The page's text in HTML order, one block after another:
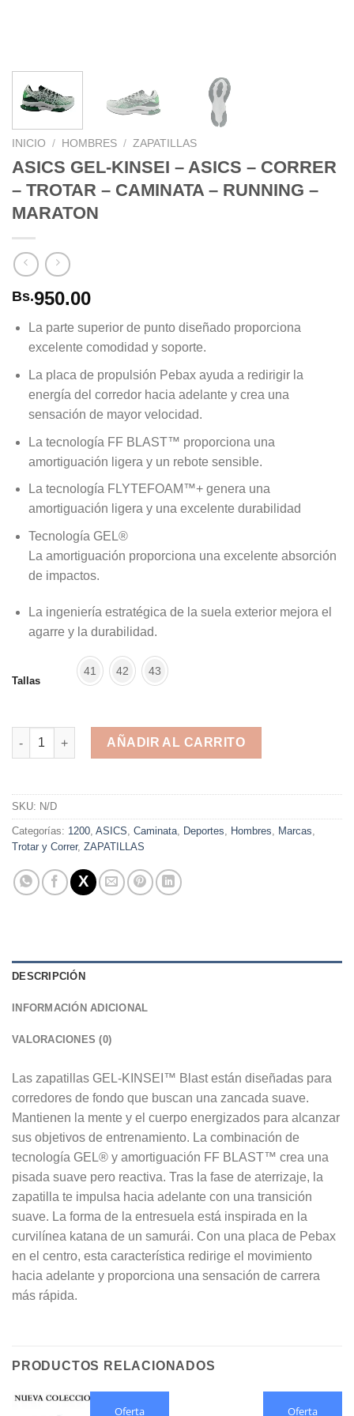
INICIO / HOMBRES / ZAPATILLAS
ASICS GEL-KINSEI – ASICS – CORRER
– TROTAR – CAMINATA – RUNNING –
MARATON
Bs.950.00
La parte superior de punto diseñado proporciona
excelente comodidad y soporte.
La placa de propulsión Pebax ayuda a redirigir la
energía del corredor hacia adelante y crea una
sensación de mayor velocidad.
La tecnología FF BLAST™ proporciona una
amortiguación ligera y un rebote sensible.
La tecnología FLYTEFOAM™+ genera una
amortiguación ligera y una excelente durabilidad
Tecnología GEL®
La amortiguación proporciona una excelente absorción
de impactos.
La ingeniería estratégica de la suela exterior mejora el
agarre y la durabilidad.
Tallas
41 42 43
ASICS GEL-KINSEI - ASICS - CORRER - TROTAR - CAMINATA -
AÑADIR AL CARRITO
SKU: N/D
Categorías: 1200, ASICS, Caminata, Deportes, Hombres, Marcas,
Trotar y Correr, ZAPATILLAS
DESCRIPCIÓN
INFORMACIÓN ADICIONAL
VALORACIONES (0)
Las zapatillas GEL-KINSEI™ Blast están diseñadas para
corredores de fondo que buscan una zancada suave.
Mantienen la mente y el cuerpo energizados para alcanzar
sus objetivos de entrenamiento. La combinación de
tecnología GEL® y amortiguación FF BLAST™ crea una
pisada suave pero reactiva. Tras la fase de aterrizaje, la
zapatilla te impulsa hacia adelante con una transición
suave. La forma de la entresuela está inspirada en la
curvilínea katana de un samurái. Con una placa de Pebax
en el centro, esta característica redirige el movimiento
hacia adelante y proporciona una sensación de carrera
más rápida.
PRODUCTOS RELACIONADOS
Oferta Oferta